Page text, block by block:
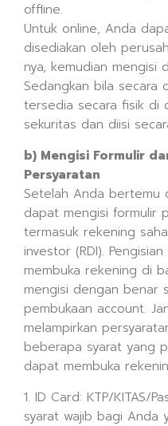
offline.
Untuk online, Anda
disediakan oleh
nya, kemudian mengisi
Sedangkan bila secara
tersedia secara fisik di
sekuritas dan diisi
b) Mengisi Formulir
Persyaratan
Setelah Anda bertemu
dapat mengisi formulir
termasuk rekening
investor (RDI).
membuka rekening di
mengisi dengan benar
pembukaan account.
melampirkan
beberapa syarat yang
dapat membuka
1. ID Card: KTP/KITAS/
syarat wajib bagi Anda